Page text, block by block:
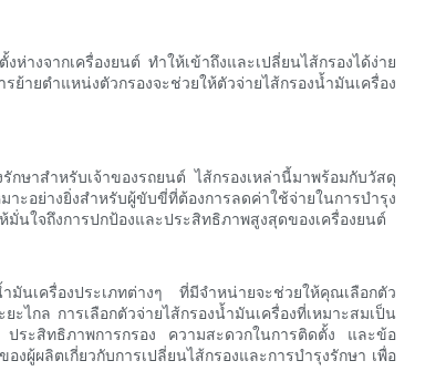
างจากเครื่องยนต์ ทำให้เข้าถึงและเปลี่ยนไส้กรองได้ง่าย
ยตำแหน่งตัวกรองจะช่วยให้ตัวจ่ายไส้กรองน้ำมันเครื่อง
กษาสำหรับเจ้าของรถยนต์ ไส้กรองเหล่านี้มาพร้อมกับวัสดุ
ะอย่างยิ่งสำหรับผู้ขับขี่ที่ต้องการลดค่าใช้จ่ายในการบำรุง
มั่นใจถึงการปกป้องและประสิทธิภาพสูงสุดของเครื่องยนต์
มันเครื่องประเภทต่างๆ ที่มีจำหน่ายจะช่วยให้คุณเลือกตัว
กล การเลือกตัวจ่ายไส้กรองน้ำมันเครื่องที่เหมาะสมเป็น
ประสิทธิภาพการกรอง ความสะดวกในการติดตั้ง และข้อ
ผลิตเกี่ยวกับการเปลี่ยนไส้กรองและการบำรุงรักษา เพื่อ